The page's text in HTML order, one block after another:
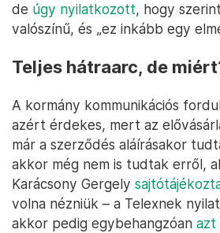
de úgy nyilatkozott, hogy
valószínű, és „ez inkább egy
Teljes hátraarc, de
A kormány kommunikációs
azért érdekes, mert az
már a szerződés aláírásakor
akkor még nem is tudtak erről,
Karácsony Gergely
volna nézniük – a Telexnek
akkor pedig egybehangzóan azt